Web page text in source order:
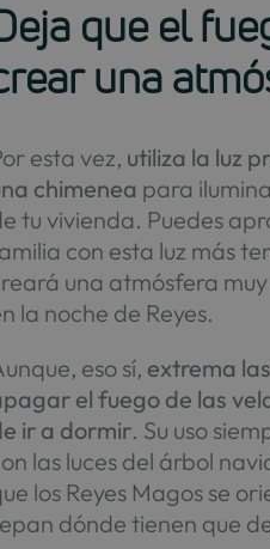
que el
una
esta vez, utiliza la luz
chimenea para
tu vivienda. Puedes
con esta luz más
una atmósfera
la noche de Reyes.
eso sí, extrema
el fuego de las
ir a dormir. Su uso
las luces del árbol
los Reyes Magos se
dónde tienen que